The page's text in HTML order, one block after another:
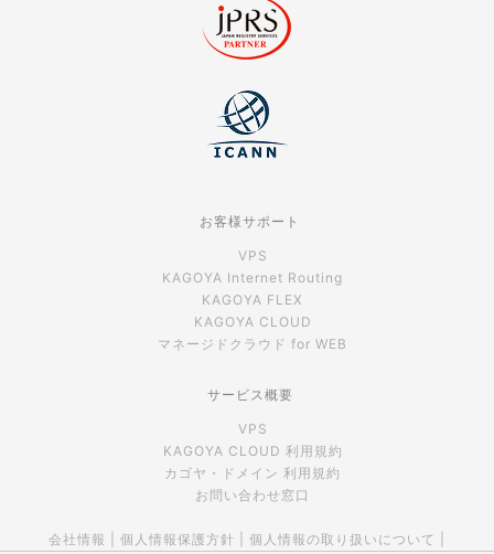
お客様サポート
VPS
KAGOYA Internet Routing
KAGOYA FLEX
KAGOYA CLOUD
マネージドクラウド for WEB
サービス概要
VPS
KAGOYA CLOUD 利用規約
カゴヤ・ドメイン 利用規約
お問い合わせ窓口
会社情報 個人情報保護方針 個人情報の取り扱いについて